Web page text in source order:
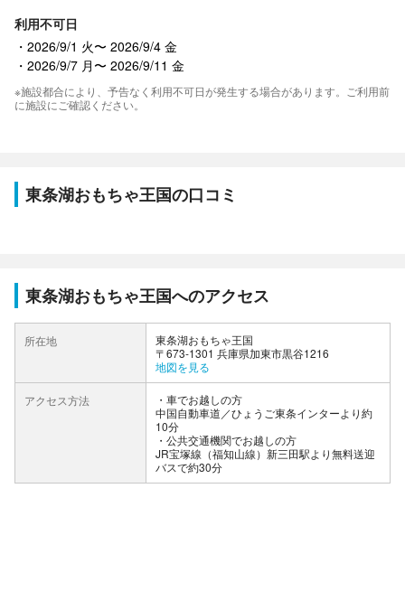
利用不可日
2026/9/1 火〜 2026/9/4 金
2026/9/7 月〜 2026/9/11 金
※施設都合により、予告なく利用不可日が発生する場合があります。ご利用前
に施設にご確認ください。
東条湖おもちゃ王国の口コミ
東条湖おもちゃ王国へのアクセス
所在地
東条湖おもちゃ王国
〒673-1301 兵庫県加東市黒谷1216
地図を見る
アクセス方法
車でお越しの方
中国自動車道／ひょうご東条インターより約
10分
公共交通機関でお越しの方
JR宝塚線（福知山線）新三田駅より無料送迎
バスで約30分